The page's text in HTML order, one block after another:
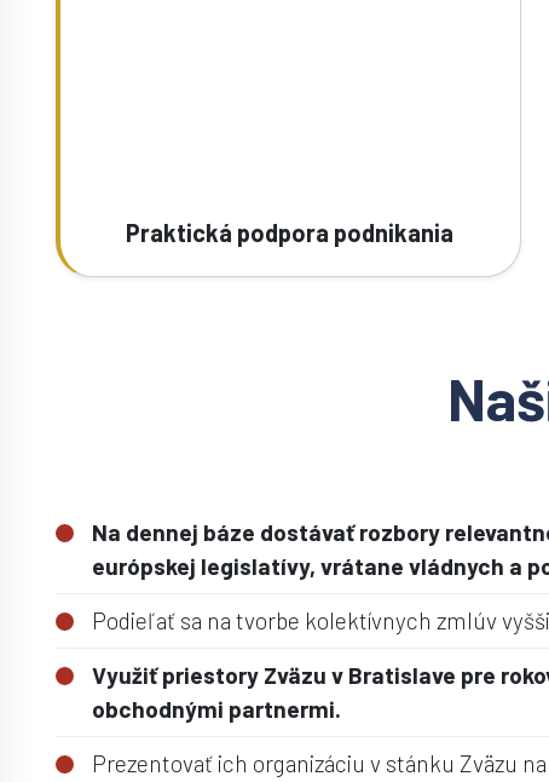
Praktická podpora podnikania
Na dennej báze dostávať rozbory
európskej legislatívy, vrátane vládnych a
Podieľať sa na tvorbe kolektívnych zmlúv
Využiť priestory Zväzu v Bratislave pre
obchodnými partnermi.
Prezentovať ich organizáciu v stánku Zväzu